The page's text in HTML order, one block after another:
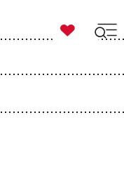

taz zahl ich